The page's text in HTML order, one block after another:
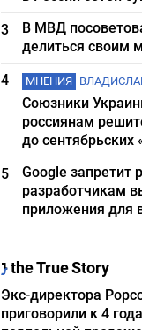
3
В МВД
делиться своим
4
МНЕНИЯ
Союзники
россиянам
до сентябрьских
5
Google запретит
разработчикам
приложения для